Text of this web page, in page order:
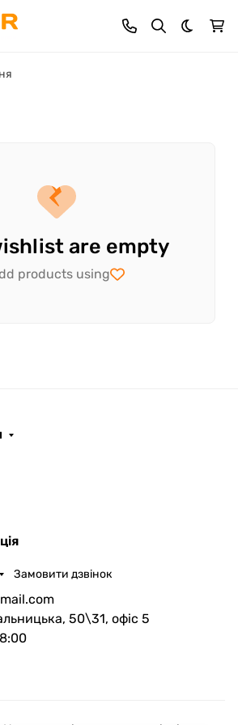
Dark
are empty
products using
Замовити дзвінок
50\31, офіс 5
Запланувати дзвінок
Швидка консультація